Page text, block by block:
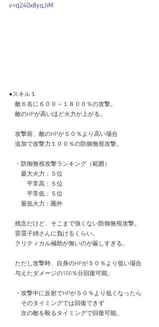
v=q240x8yqJiM
●スキル１
敵６名に６００～１８００％の攻撃。
敵のHPが高いほど火力が上がる。
攻撃前、敵のHPが５０％より高い場合
追加で攻撃力１００％の防御無視攻撃。
・防御無視攻撃ランキング（範囲）
最大火力：５位
平常高：５位
平常低：５位
最低火力：圏外
残念だけど、そこまで強くない防御無視攻撃。
雷震子姉さんに負けるくらい。
クリティカル補助が無いのが厳しすぎる。
ただし攻撃時、自身のHPが５０％より低い場合
与えたダメージの100％分回復可能。
・攻撃中に反射でHPが５０％より低くなったら
そのタイミングでは回復できず
次の敵を殴るタイミングで回復可能。